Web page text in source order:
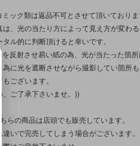
ミック類は返品不可とさせて頂いておりま
は、光の当たり方によって見え方が変わる
タル的に判断頂けると幸いです。
を反射させ易い紙の為、光が当たった箇
為に光を遮断させながら撮影してい箇所
もございます。
、ご了承下さいませ。))
ちらの商品は店頭でも販売しています。
違いで完売してしまう場合がございます。